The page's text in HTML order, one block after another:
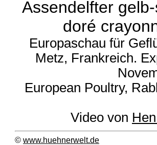
Assendelfter
doré
Europaschau für
Metz, Frankreich.
European Poultry,
Video von
© www.huehnerwelt.de